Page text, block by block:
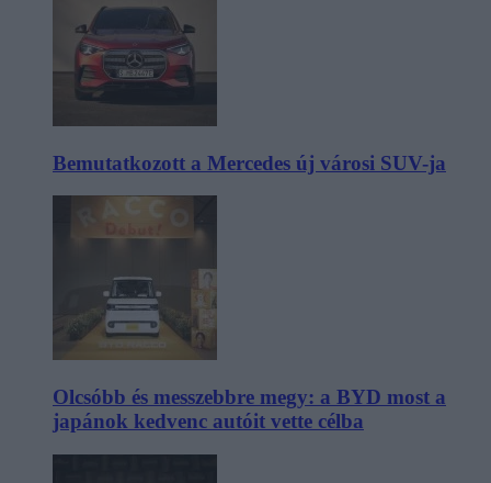
Bemutatkozott a Mercedes új városi SUV-ja
Olcsóbb és messzebbre megy: a BYD most a
japánok kedvenc autóit vette célba